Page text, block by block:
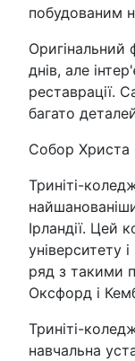
побудованим
днів, але
реставрації.
багато
Собор Христа
Триніті-
Ірландії. Цей
університету
ряд з такими
Оксфорд і
Триніті-
навчальна